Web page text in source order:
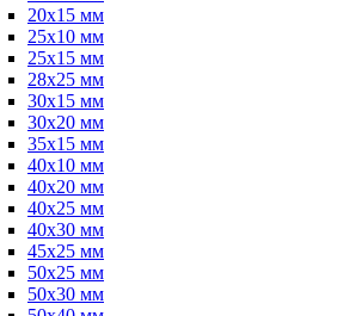
20х15 мм
25х10 мм
25х15 мм
28х25 мм
30х15 мм
30х20 мм
35х15 мм
40х10 мм
40х20 мм
40х25 мм
40х30 мм
45х25 мм
50х25 мм
50х30 мм